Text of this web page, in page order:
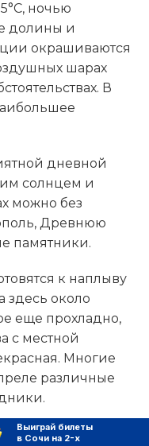
ночью
долины и
окрашиваются
шарах
В
дневной
солнцем и
можно без
Древнюю
памятники.
к наплыву
здесь около
еще прохладно,
с местной
Многие
различные
Выиграй билеты
в Сочи на 2-х